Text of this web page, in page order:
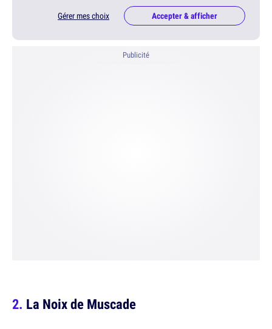
Gérer mes choix Accepter & afficher
Publicité
La Noix de Muscade